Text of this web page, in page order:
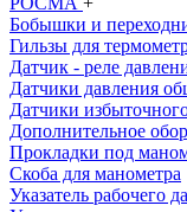
Бобышки и
Гильзы для
Датчик - реле
Датчики давления
Датчики
Дополнительное
Прокладки под
Скоба для манометра
Указатель рабочего